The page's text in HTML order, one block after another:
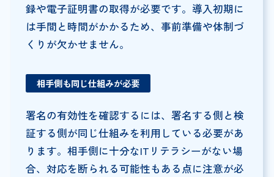
録や電子証明書の取得が必要です。導入初期に
は手間と時間がかかるため、事前準備や体制づ
くりが欠かせません。
相手側も同じ仕組みが必要
署名の有効性を確認するには、署名する側と検
証する側が同じ仕組みを利用している必要があ
ります。相手側に十分なITリテラシーがない場
合、対応を断られる可能性もある点に注意が必